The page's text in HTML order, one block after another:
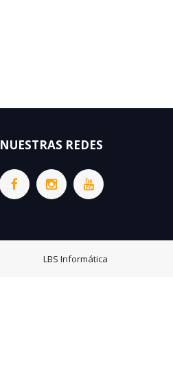
NUESTRAS REDES
LBS Informática